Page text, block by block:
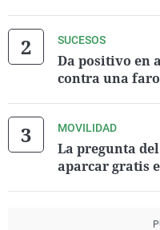
SUCESOS
Da positivo en
contra una
MOVILIDAD
La pregunta
aparcar gratis